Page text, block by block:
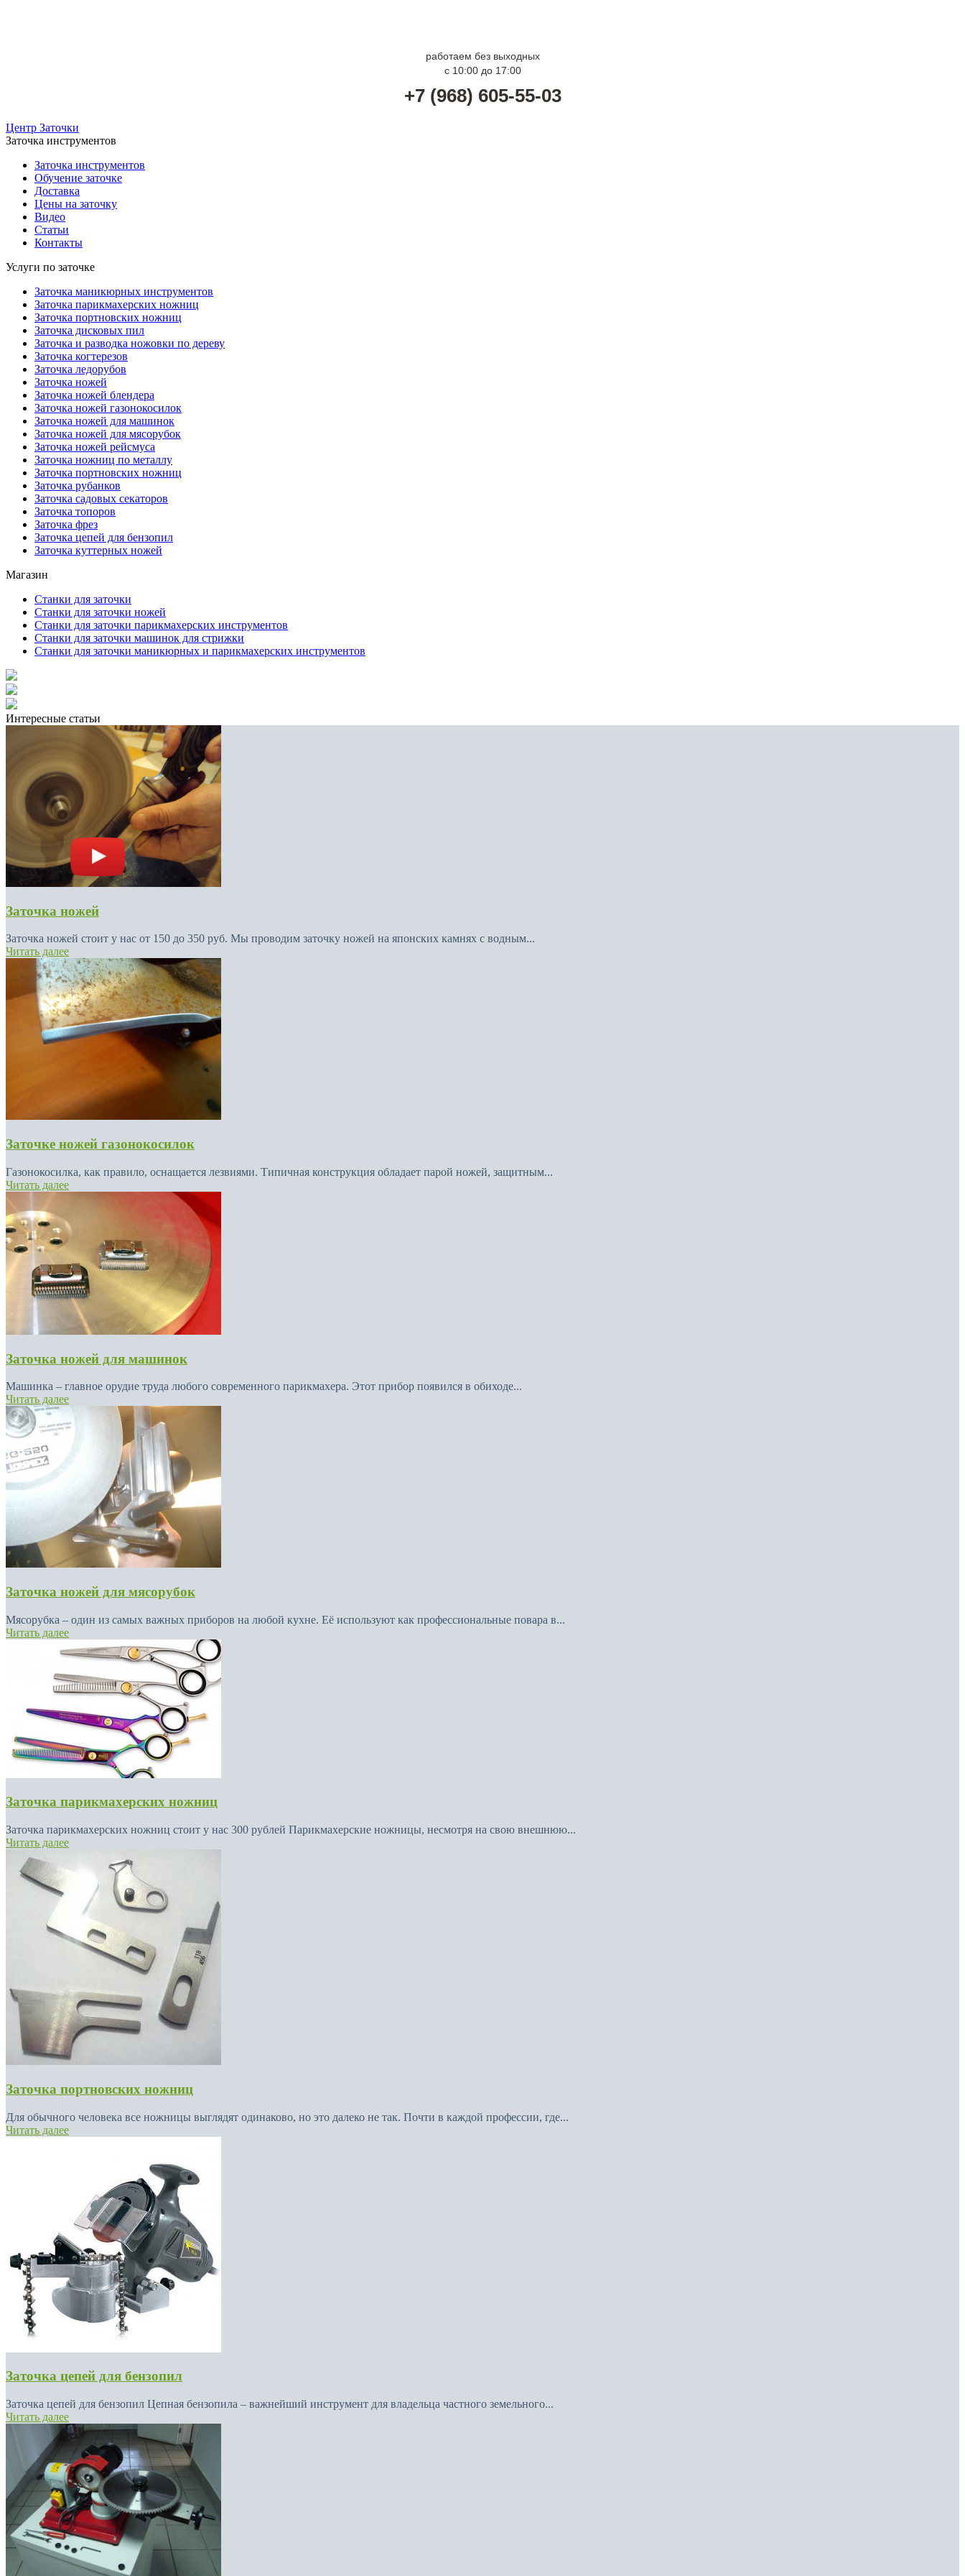
работаем без выходных
с 10:00 до 17:00
+7 (968) 605-55-03
Центр Заточки
Заточка инструментов
Заточка инструментов
Обучение заточке
Доставка
Цены на заточку
Видео
Статьи
Контакты
Услуги по заточке
Заточка маникюрных инструментов
Заточка парикмахерских ножниц
Заточка портновских ножниц
Заточка дисковых пил
Заточка и разводка ножовки по дереву
Заточка когтерезов
Заточка ледорубов
Заточка ножей
Заточка ножей блендера
Заточка ножей газонокосилок
Заточка ножей для машинок
Заточка ножей для мясорубок
Заточка ножей рейсмуса
Заточка ножниц по металлу
Заточка портновских ножниц
Заточка рубанков
Заточка садовых секаторов
Заточка топоров
Заточка фрез
Заточка цепей для бензопил
Заточка куттерных ножей
Магазин
Станки для заточки
Станки для заточки ножей
Станки для заточки парикмахерских инструментов
Станки для заточки машинок для стрижки
Станки для заточки маникюрных и парикмахерских инструментов
Интересные статьи
Заточка ножей
Заточка ножей стоит у нас от 150 до 350 руб. Мы проводим заточку ножей на японских камнях с водным...
Читать далее
Заточке ножей газонокосилок
Газонокосилка, как правило, оснащается лезвиями. Типичная конструкция обладает парой ножей, защитным...
Читать далее
Заточка ножей для машинок
Машинка – главное орудие труда любого современного парикмахера. Этот прибор появился в обиходе...
Читать далее
Заточка ножей для мясорубок
Мясорубка – один из самых важных приборов на любой кухне. Её используют как профессиональные повара в...
Читать далее
Заточка парикмахерских ножниц
Заточка парикмахерских ножниц стоит у нас 300 рублей Парикмахерские ножницы, несмотря на свою внешнюю...
Читать далее
Заточка портновских ножниц
Для обычного человека все ножницы выглядят одинаково, но это далеко не так. Почти в каждой профессии, где...
Читать далее
Заточка цепей для бензопил
Заточка цепей для бензопил Цепная бензопила – важнейший инструмент для владельца частного земельного...
Читать далее